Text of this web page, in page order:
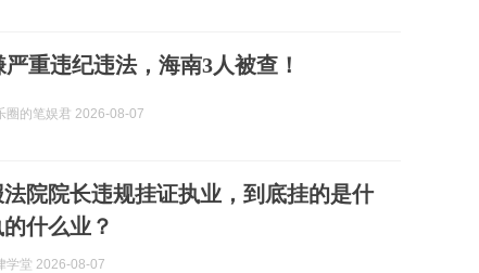
严重违纪违法，海南3人被查！
圈的笔娱君 2026-08-07
院院长违规挂证执业，到底挂的是什
什么业？
学堂 2026-08-07